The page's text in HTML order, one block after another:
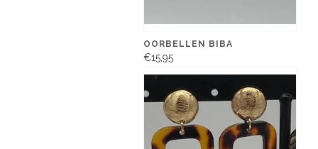
OORBELLEN BIBA
€15,95